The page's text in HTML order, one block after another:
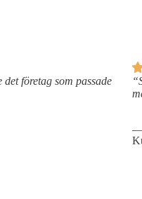
företag som passade
—